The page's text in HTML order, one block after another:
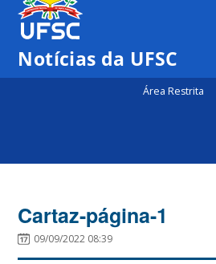
Notícias da UFSC
Área Restrita
Cartaz-página-1
09/09/2022 08:39